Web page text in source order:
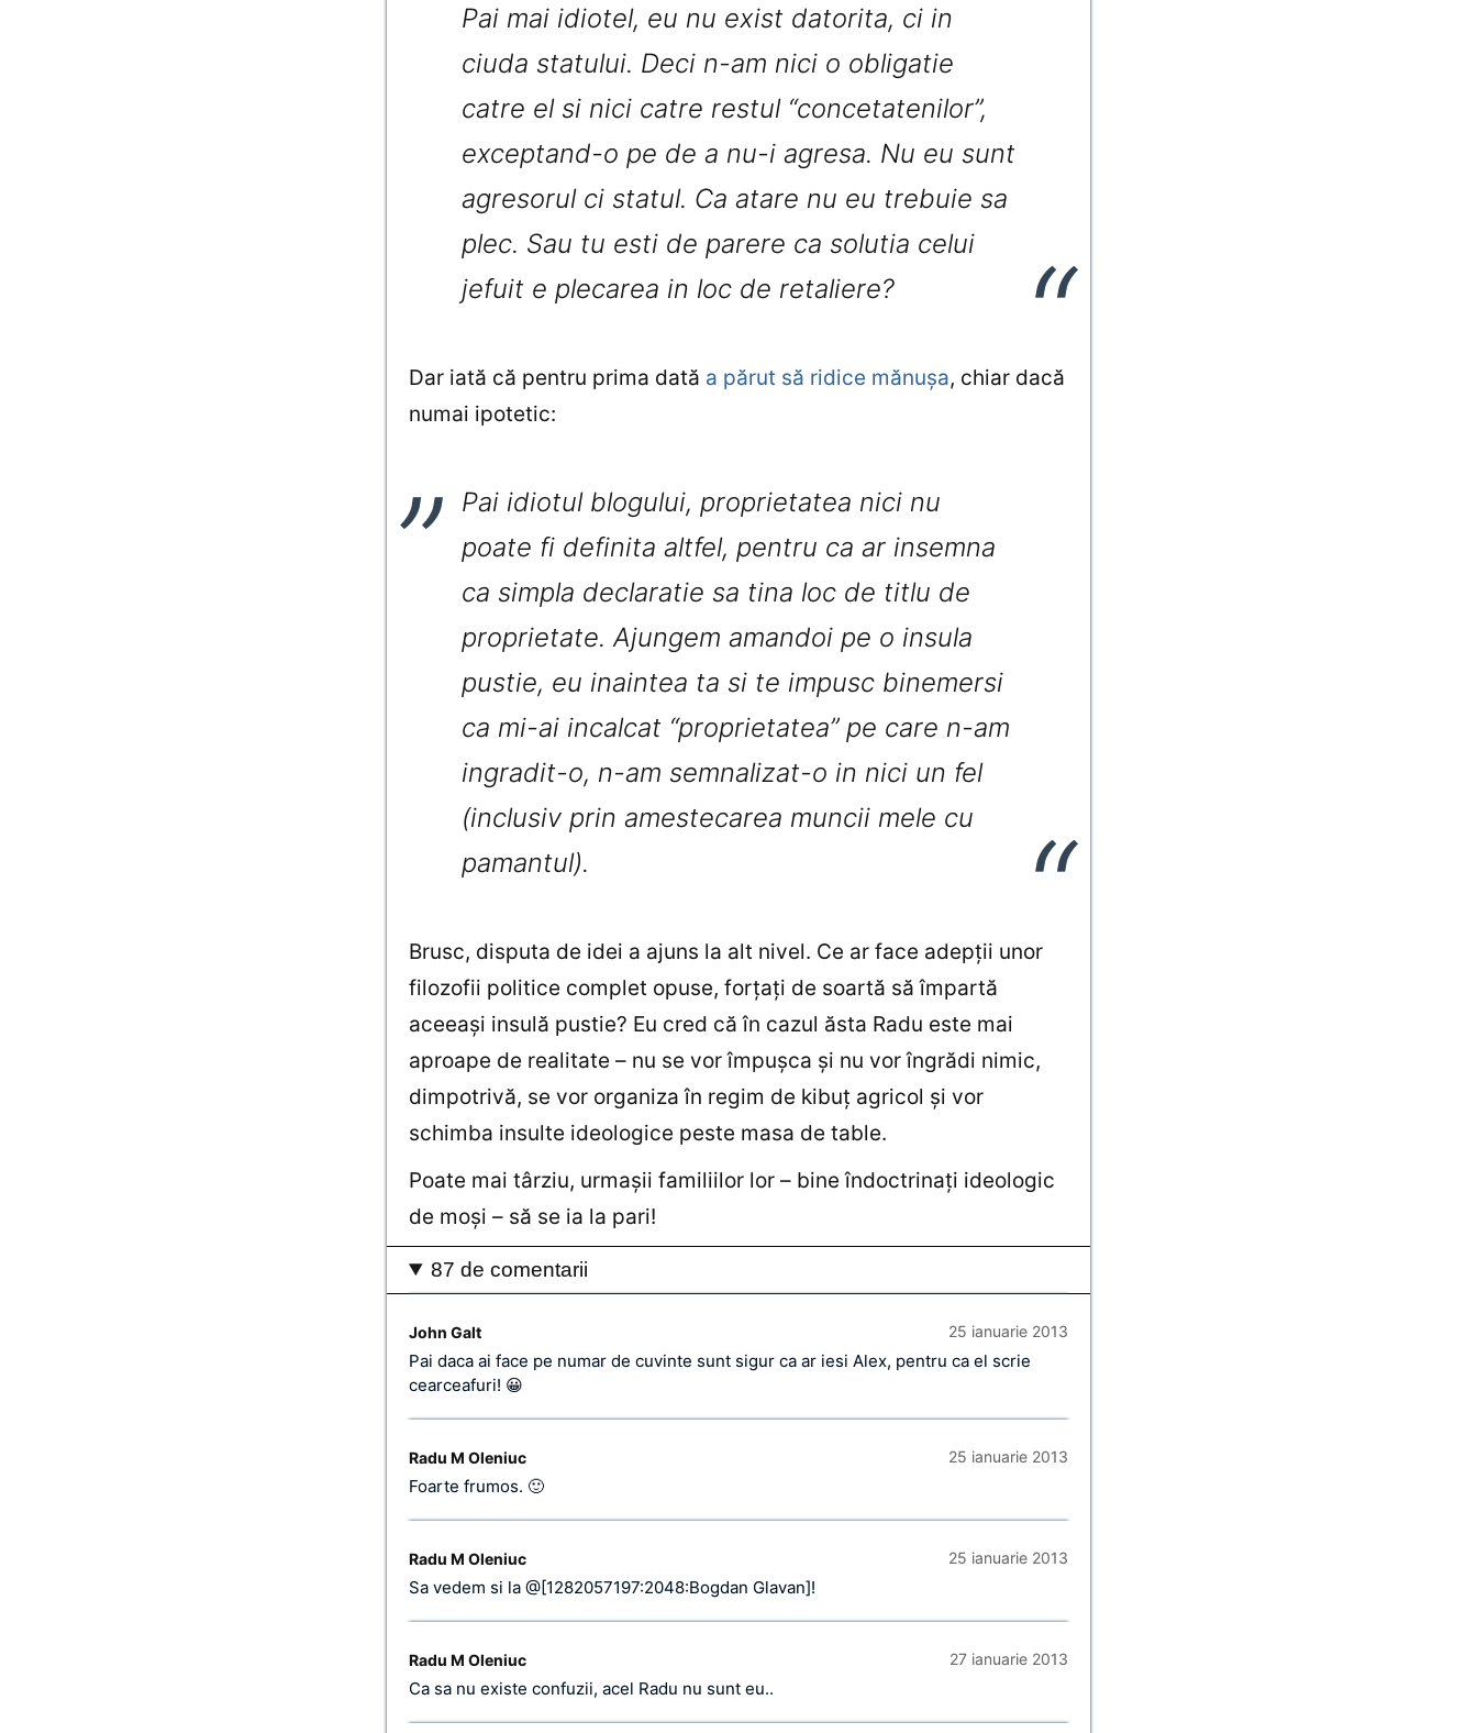
Pai mai idiotel, eu nu exist datorita, ci in
ciuda statului. Deci n-am nici o obligatie
catre el si nici catre restul “concetatenilor”,
exceptand-o pe de a nu-i agresa. Nu eu sunt
agresorul ci statul. Ca atare nu eu trebuie sa
plec. Sau tu esti de parere ca solutia celui
jefuit e plecarea in loc de retaliere?
Dar iată că pentru prima dată a părut să ridice mănuşa, chiar dacă
numai ipotetic:
Pai idiotul blogului, proprietatea nici nu
poate fi definita altfel, pentru ca ar insemna
ca simpla declaratie sa tina loc de titlu de
proprietate. Ajungem amandoi pe o insula
pustie, eu inaintea ta si te impusc binemersi
ca mi-ai incalcat “proprietatea” pe care n-am
ingradit-o, n-am semnalizat-o in nici un fel
(inclusiv prin amestecarea muncii mele cu
pamantul).
Brusc, disputa de idei a ajuns la alt nivel. Ce ar face adepţii unor
filozofii politice complet opuse, forţaţi de soartă să împartă
aceeaşi insulă pustie? Eu cred că în cazul ăsta Radu este mai
aproape de realitate – nu se vor împuşca şi nu vor îngrădi nimic,
dimpotrivă, se vor organiza în regim de kibuţ agricol şi vor
schimba insulte ideologice peste masa de table.
Poate mai târziu, urmaşii familiilor lor – bine îndoctrinaţi ideologic
de moşi – să se ia la pari!
87 de comentarii
John Galt 25 ianuarie 2013
Pai daca ai face pe numar de cuvinte sunt sigur ca ar iesi Alex, pentru ca el scrie
cearceafuri! 😀
Radu M Oleniuc 25 ianuarie 2013
Foarte frumos. 🙂
Radu M Oleniuc 25 ianuarie 2013
Sa vedem si la @[1282057197:2048:Bogdan Glavan]!
Radu M Oleniuc 27 ianuarie 2013
Ca sa nu existe confuzii, acel Radu nu sunt eu..